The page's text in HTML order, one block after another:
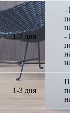
1-3 дня
-
-
1-3 дня